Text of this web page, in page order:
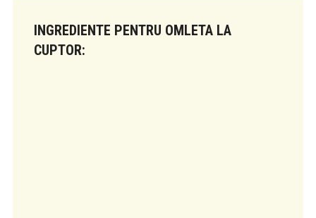
INGREDIENTE PENTRU OMLETA LA
CUPTOR: